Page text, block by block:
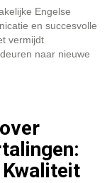
Engelse
en succesvolle
vermijdt
naar nieuwe
Kwaliteit